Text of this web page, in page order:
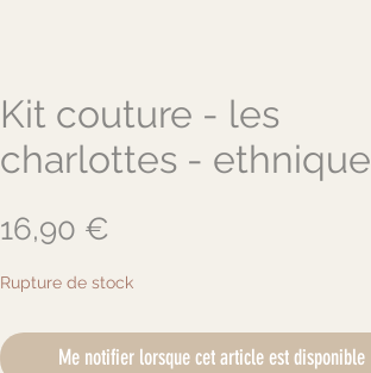
Kit couture - les
charlottes - ethnique
16,90 €
Rupture de stock
Me notifier lorsque cet article est disponible